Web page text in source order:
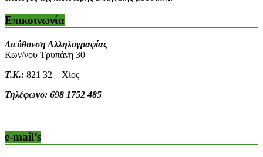
Επικοινωνία
Διεύθυνση Αλληλογραφίας
Κων/νου Τρυπάνη 30
Τ.Κ.: 821 32 – Χίος
Τηλέφωνο: 698 1752 485
e-mail’s